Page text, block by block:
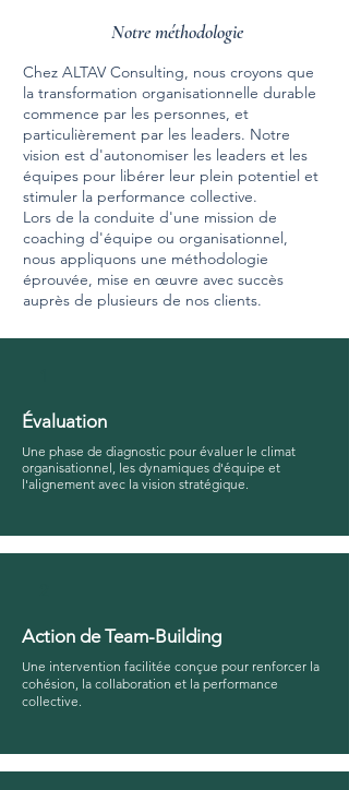
Notre méthodologie
Chez ALTAV Consulting, nous croyons que
la transformation organisationnelle durable
commence par les personnes, et
particulièrement par les leaders. Notre
vision est d'autonomiser les leaders et les
équipes pour libérer leur plein potentiel et
stimuler la performance collective.
Lors de la conduite d'une mission de
coaching d'équipe ou organisationnel,
nous appliquons une méthodologie
éprouvée, mise en œuvre avec succès
auprès de plusieurs de nos clients.
Évaluation
Une phase de diagnostic pour évaluer le climat
organisationnel, les dynamiques d'équipe et
l'alignement avec la vision stratégique.
Action de Team-Building
Une intervention facilitée conçue pour renforcer la
cohésion, la collaboration et la performance
collective.